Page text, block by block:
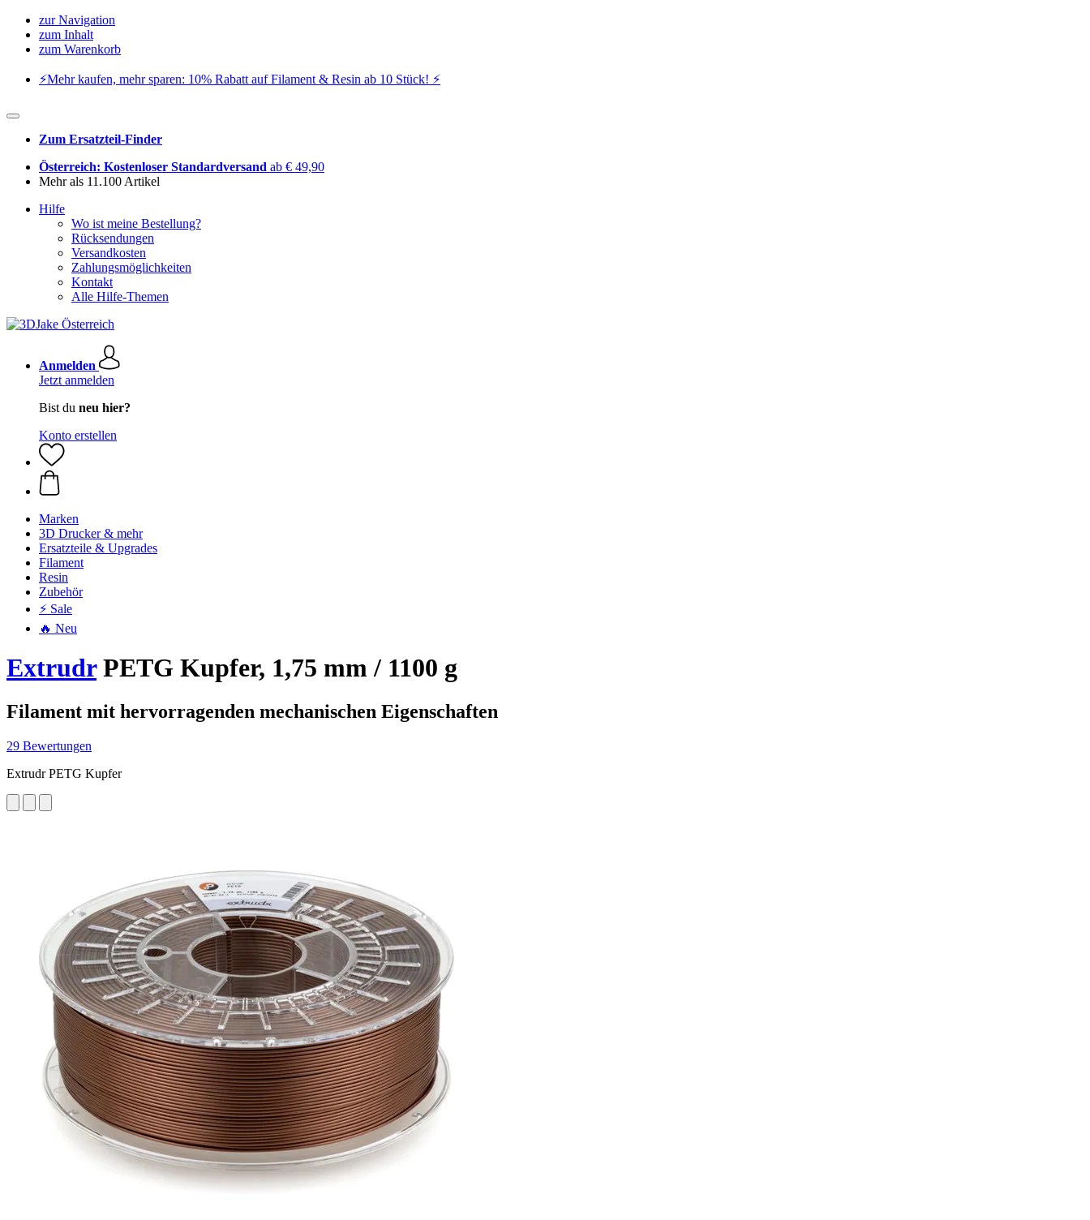
zur Navigation
zum Inhalt
zum Warenkorb
⚡️Mehr kaufen, mehr sparen: 10% Rabatt auf Filament & Resin ab 10 Stück! ⚡️
Zum Ersatzteil-Finder
Österreich: Kostenloser Standardversand ab € 49,90
Mehr als 11.100 Artikel
Hilfe
Wo ist meine Bestellung?
Rücksendungen
Versandkosten
Zahlungsmöglichkeiten
Kontakt
Alle Hilfe-Themen
Anmelden
Jetzt anmelden
Bist du neu hier?
Konto erstellen
Marken
3D Drucker & mehr
Ersatzteile & Upgrades
Filament
Resin
Zubehör
⚡ Sale
🔥 Neu
ExtrudrPETG Kupfer, 1,75 mm / 1100 g
Filament mit hervorragenden mechanischen Eigenschaften
29 Bewertungen
Extrudr PETG Kupfer